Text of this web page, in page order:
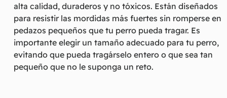
alta calidad, duraderos y no tóxicos. Están diseñados
para resistir las mordidas más fuertes sin romperse en
pedazos pequeños que tu perro pueda tragar. Es
importante elegir un tamaño adecuado para tu perro,
evitando que pueda tragárselo entero o que sea tan
pequeño que no le suponga un reto.